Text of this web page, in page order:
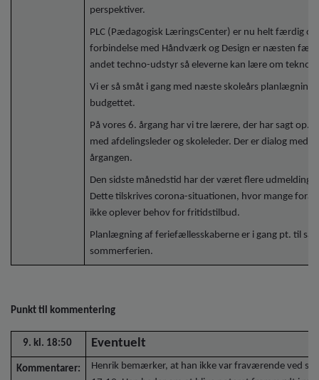
perspektiver.
PLC (Pædagogisk LæringsCenter) er nu helt færdig og
forbindelse med Håndværk og Design er næsten
andet techno-udstyr så eleverne kan lære om
Vi er så småt i gang med næste skoleårs
budgettet.
På vores 6. årgang har vi tre lærere, der har sagt op.
med afdelingsleder og skoleleder. Der er dialog med
årgangen.
Den sidste månedstid har der været flere
Dette tilskrives corona-situationen, hvor mange
ikke oplever behov for fritidstilbud.
Planlægning af feriefællesskaberne er i gang pt. til
sommerferien.
Punkt til kommentering
9. kl. 18:50 Eventuelt
Kommentarer:
Henrik bemærker, at han ikke var fraværende ved